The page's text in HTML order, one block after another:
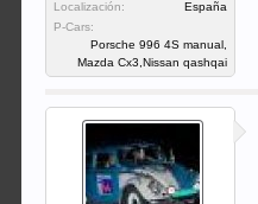
Localización:
España
P-Cars:
Porsche 996 4S manual,
Mazda Cx3,Nissan qashqai